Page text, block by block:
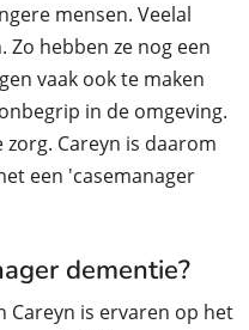
mensen. Veelal
Zo hebben ze nog een
vaak ook te maken
in de omgeving.
Careyn is daarom
een 'casemanager
dementie?
Careyn is ervaren op het